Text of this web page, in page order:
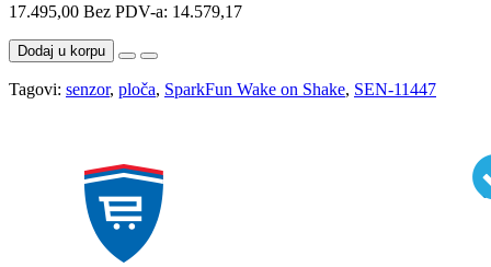
17.495,00 Bez PDV-a: 14.579,17
Dodaj u korpu
Tagovi: senzor, ploča, SparkFun Wake on Shake, SEN-11447